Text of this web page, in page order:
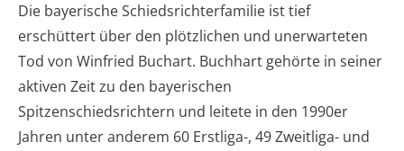
Die bayerische Schiedsrichterfamilie ist tief
erschüttert über den plötzlichen und unerwarteten
Tod von Winfried Buchart. Buchhart gehörte in seiner
aktiven Zeit zu den bayerischen
Spitzenschiedsrichtern und leitete in den 1990er
Jahren unter anderem 60 Erstliga-, 49 Zweitliga- und